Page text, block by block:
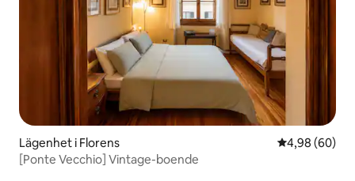
Lägenhet i Florens 4,98 av 5 i
4,98 (60)
[Ponte Vecchio] Vintage-boende